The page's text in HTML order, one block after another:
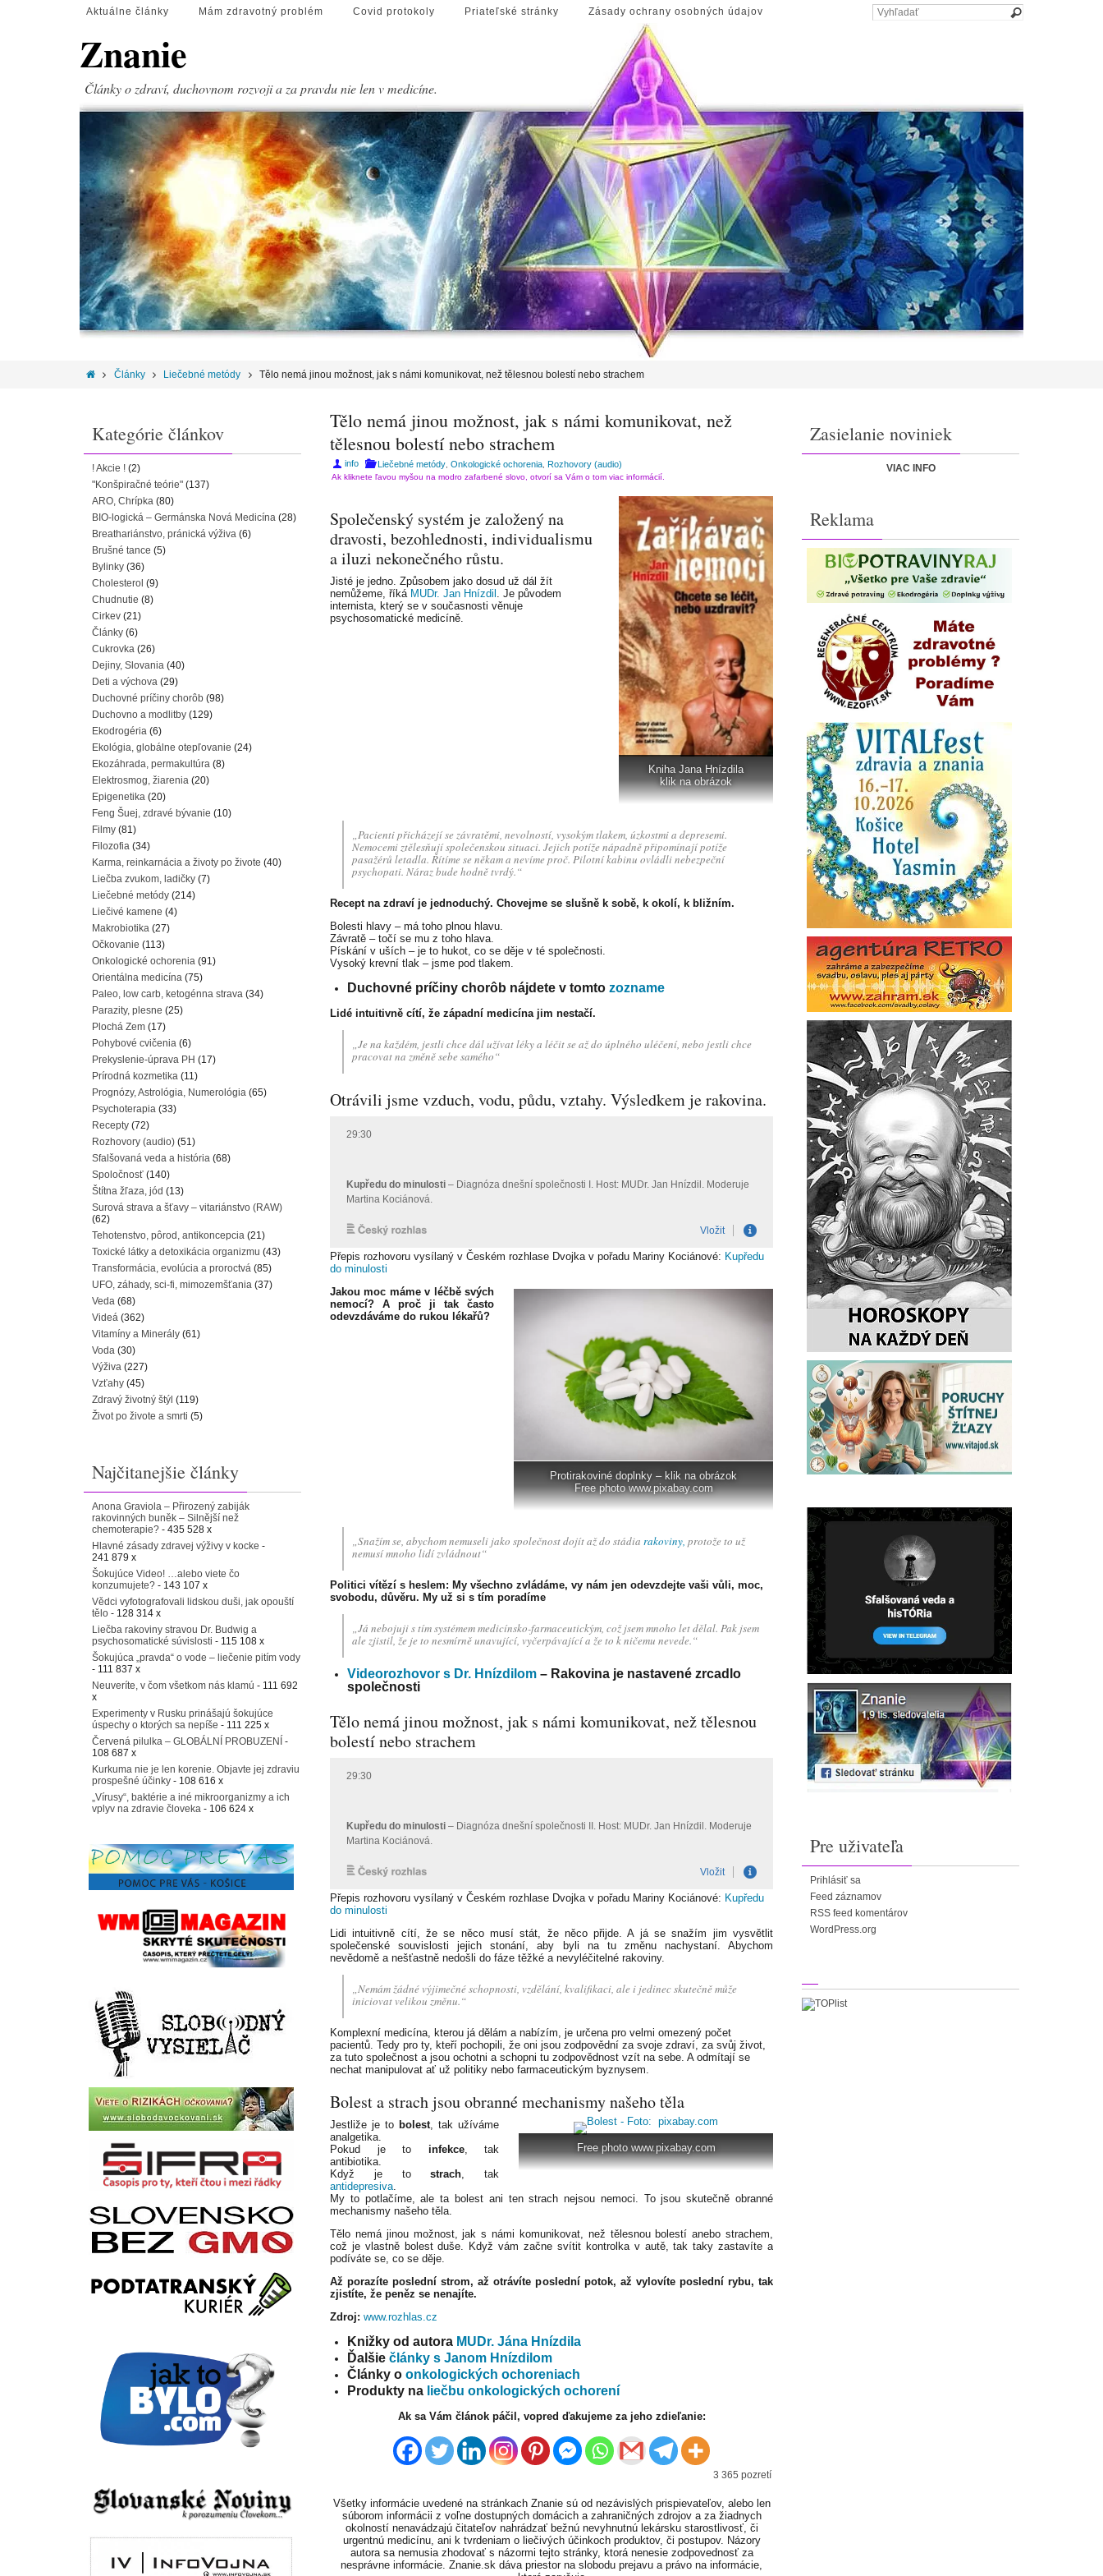
Aktuálne články Mám zdravotný problém Covid protokoly Priateľské stránky Zásady ochrany osobných údajov
Znanie
Články o zdraví, duchovnom rozvoji a za pravdu nie len v medicíne.
Články Liečebné metódy Tělo nemá jinou možnost, jak s námi komunikovat, než tělesnou bolestí nebo strachem
Tělo nemá jinou možnost, jak s námi komunikovat, než
tělesnou bolestí nebo strachem
info Liečebné metódy, Onkologické ochorenia, Rozhovory (audio)
Ak kliknete ľavou myšou na modro zafarbené slovo, otvorí sa Vám o tom viac informácií.
Kniha Jana Hnízdila
klik na obrázok
Společenský systém je založený na
dravosti, bezohlednosti, individualismu
a iluzi nekonečného růstu.
Jisté je jedno. Způsobem jako dosud už dál žít
nemůžeme, říká MUDr. Jan Hnízdil . Je původem
internista, který se v současnosti věnuje
psychosomatické medicíně.
„Pacienti přicházejí se závratěmi, nevolností, vysokým tlakem, úzkostmi a depresemi.
Nemocemi ztělesňují společenskou situaci. Jejich potíže nápadně připomínají potíže
pasažérů letadla. Řítíme se někam a nevíme proč. Pilotní kabinu ovládli nebezpeční
psychopati. Náraz bude hodně tvrdý.“
Recept na zdraví je jednoduchý. Chovejme se slušně k sobě, k okolí, k bližním.
Bolesti hlavy – má toho plnou hlavu.
Závratě – točí se mu z toho hlava.
Pískání v uších – je to hukot, co se děje v té společnosti.
Vysoký krevní tlak – jsme pod tlakem.
Duchovné príčiny chorôb nájdete v tomto zozname
Lidé intuitivně cítí, že západní medicína jim nestačí.
„Je na každém, jestli chce dál užívat léky a léčit se až do úplného uléčení, nebo jestli chce
pracovat na změně sebe samého“
Otrávili jsme vzduch, vodu, půdu, vztahy. Výsledkem je rakovina.
Přepis rozhovoru vysílaný v Českém rozhlase Dvojka v pořadu Mariny Kociánové: Kupředu
do minulosti
Protirakoviné doplnky – klik na obrázok
Free photo www.pixabay.com
Jakou moc máme v léčbě svých
nemocí? A proč ji tak často
odevzdáváme do rukou lékařů?
„Snažím se, abychom nemuseli jako společnost dojít až do stádia rakoviny, protože to už
nemusí mnoho lidí zvládnout“
Politici vítězí s heslem: My všechno zvládáme, vy nám jen odevzdejte vaši vůli, moc,
svobodu, důvěru. My už si s tím poradíme
„Já nebojuji s tím systémem medicínsko-farmaceutickým, což jsem mnoho let dělal. Pak jsem
ale zjistil, že je to nesmírně unavující, vyčerpávající a že to k ničemu nevede.“
Videorozhovor s Dr. Hnízdilom– Rakovina je nastavené zrcadlo
společnosti
Tělo nemá jinou možnost, jak s námi komunikovat, než tělesnou
bolestí nebo strachem
Přepis rozhovoru vysílaný v Českém rozhlase Dvojka v pořadu Mariny Kociánové: Kupředu
do minulosti
Lidi intuitivně cítí, že se něco musí stát, že něco přijde. A já se snažím jim vysvětlit
společenské souvislosti jejich stonání, aby byli na tu změnu nachystaní. Abychom
nevědomě a nešťastně nedošli do fáze těžké a nevyléčitelné rakoviny.
„Nemám žádné výjimečné schopnosti, vzdělání, kvalifikaci, ale i jedinec skutečně může
iniciovat velikou změnu.“
Komplexní medicína, kterou já dělám a nabízím, je určena pro velmi omezený počet
pacientů. Tedy pro ty, kteří pochopili, že oni jsou zodpovědní za svoje zdraví, za svůj život,
za tuto společnost a jsou ochotni a schopni tu zodpovědnost vzít na sebe. A odmítají se
nechat manipulovat ať už politiky nebo farmaceutickým byznysem.
Bolest a strach jsou obranné mechanismy našeho těla
Free photo www.pixabay.com
Jestliže je to bolest, tak užíváme
analgetika.
Pokud je to infekce, tak
antibiotika.
Když je tostrach, tak
antidepresiva.
My to potlačíme, ale ta bolest ani ten strach nejsou nemoci. To jsou skutečně obranné
mechanismy našeho těla.
Tělo nemá jinou možnost, jak s námi komunikovat, než tělesnou bolestí anebo strachem,
což je vlastně bolest duše. Když vám začne svítit kontrolka v autě, tak taky zastavíte a
podíváte se, co se děje.
Až porazíte poslední strom, až otrávíte poslední potok, až vylovíte poslední rybu, tak
zjistíte, že peněz se nenajíte.
Zdroj: www.rozhlas.cz
Knižky od autora MUDr. Jána Hnízdila
Ďalšie články s Janom Hnízdilom
Články o onkologických ochoreniach
Produkty na liečbu onkologických ochorení
Ak sa Vám článok páčil, vopred ďakujeme za jeho zdieľanie:
3 365 pozretí
Všetky informácie uvedené na stránkach Znanie sú od nezávislých prispievateľov, alebo len
súborom informácii z voľne dostupných domácich a zahraničných zdrojov a za žiadnych
okolností nenavádzajú čitateľov nahrádzať bežnú nevyhnutnú lekársku starostlivosť, či
urgentnú medicínu, ani k tvrdeniam o liečivých účinkoch produktov, či postupov. Názory
autora sa nemusia zhodovať s názormi tejto stránky, ktorá nenesie zodpovednosť za
nesprávne informácie. Znanie.sk dáva priestor na slobodu prejavu a právo na informácie,
Kategórie článkov
! Akcie ! (2)
"Konšpiračné teórie" (137)
ARO, Chrípka (80)
BIO-logická – Germánska Nová Medicína (28)
Breathariánstvo, pránická výživa (6)
Brušné tance (5)
Bylinky (36)
Cholesterol (9)
Chudnutie (8)
Cirkev (21)
Články (6)
Cukrovka (26)
Dejiny, Slovania (40)
Deti a výchova (29)
Duchovné príčiny chorôb (98)
Duchovno a modlitby (129)
Ekodrogéria (6)
Ekológia, globálne otepľovanie (24)
Ekozáhrada, permakultúra (8)
Elektrosmog, žiarenia (20)
Epigenetika (20)
Feng Šuej, zdravé bývanie (10)
Filmy (81)
Filozofia (34)
Karma, reinkarnácia a životy po živote (40)
Liečba zvukom, ladičky (7)
Liečebné metódy (214)
Liečivé kamene (4)
Makrobiotika (27)
Očkovanie (113)
Onkologické ochorenia (91)
Orientálna medicína (75)
Paleo, low carb, ketogénna strava (34)
Parazity, plesne (25)
Plochá Zem (17)
Pohybové cvičenia (6)
Prekyslenie-úprava PH (17)
Prírodná kozmetika (11)
Prognózy, Astrológia, Numerológia (65)
Psychoterapia (33)
Recepty (72)
Rozhovory (audio) (51)
Sfalšovaná veda a história (68)
Spoločnosť (140)
Štítna žľaza, jód (13)
Surová strava a šťavy – vitariánstvo (RAW)
(62)
Tehotenstvo, pôrod, antikoncepcia (21)
Toxické látky a detoxikácia organizmu (43)
Transformácia, evolúcia a proroctvá (85)
UFO, záhady, sci-fi, mimozemšťania (37)
Veda (68)
Videá (362)
Vitamíny a Minerály (61)
Voda (30)
Výživa (227)
Vzťahy (45)
Zdravý životný štýl (119)
Život po živote a smrti (5)
Najčitanejšie články
Anona Graviola – Přirozený zabiják
rakovinných buněk – Silnější než
chemoterapie? - 435 528 x
Hlavné zásady zdravej výživy v kocke -
241 879 x
Šokujúce Video! …alebo viete čo
konzumujete? - 143 107 x
Vědci vyfotografovali lidskou duši, jak opouští
tělo - 128 314 x
Liečba rakoviny stravou Dr. Budwig a
psychosomatické súvislosti - 115 108 x
Šokujúca „pravda“ o vode – liečenie pitím vody
- 111 837 x
Neuveríte, v čom všetkom nás klamú - 111 692
x
Experimenty v Rusku prinášajú šokujúce
úspechy o ktorých sa nepíše - 111 225 x
Červená pilulka – GLOBÁLNÍ PROBUZENÍ -
108 687 x
Kurkuma nie je len korenie. Objavte jej zdraviu
prospešné účinky - 108 616 x
„Vírusy“, baktérie a iné mikroorganizmy a ich
vplyv na zdravie človeka - 106 624 x
Zasielanie noviniek
VIAC INFO
Reklama
Pre uživateľa
Prihlásiť sa
Feed záznamov
RSS feed komentárov
WordPress.org